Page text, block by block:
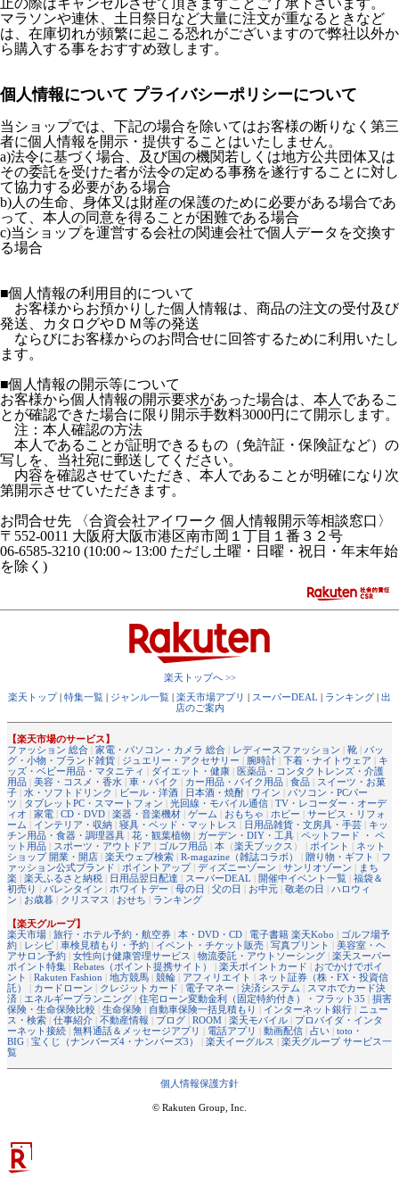
マラソンや連休、土日祭日など大量に注文が重なるときなど
は、在庫切れが頻繁に起こる恐れがございますので弊社以外か
ら購入する事をおすすめ致します。
個人情報について プライバシーポリシーについて
当ショップでは、下記の場合を除いてはお客様の断りなく第三
者に個人情報を開示・提供することはいたしません。
a)法令に基づく場合、及び国の機関若しくは地方公共団体又は
その委託を受けた者が法令の定める事務を遂行することに対し
て協力する必要がある場合
b)人の生命、身体又は財産の保護のために必要がある場合であ
って、本人の同意を得ることが困難である場合
c)当ショップを運営する会社の関連会社で個人データを交換す
る場合
■個人情報の利用目的について
お客様からお預かりした個人情報は、商品の注文の受付及び
発送、カタログやＤＭ等の発送
ならびにお客様からのお問合せに回答するために利用いたし
ます。
■個人情報の開示等について
お客様から個人情報の開示要求があった場合は、本人であるこ
とが確認できた場合に限り開示手数料3000円にて開示します。
注：本人確認の方法
本人であることが証明できるもの（免許証・保険証など）の
写しを、当社宛に郵送してください。
内容を確認させていただき、本人であることが明確になり次
第開示させていただきます。
お問合せ先 〈合資会社アイワーク 個人情報開示等相談窓口〉
〒552-0011 大阪府大阪市港区南市岡１丁目１番３２号
06-6585-3210 (10:00～13:00 ただし土曜・日曜・祝日・年末年始
を除く)
楽天トップへ >>
楽天トップ| 特集一覧 | ジャンル一覧 | 楽天市場アプリ | スーパーDEAL | ランキング | 出
店のご案内
【楽天市場のサービス】
ファッション 総合 | 家電・パソコン・カメラ 総合 | レディースファッション | 靴 | バッ
グ・小物・ブランド雑貨 | ジュエリー・アクセサリー | 腕時計 | 下着・ナイトウェア | キ
ッズ・ベビー用品・マタニティ | ダイエット・健康 | 医薬品・コンタクトレンズ・介護
用品 | 美容・コスメ・香水 | 車・バイク | カー用品・バイク用品 | 食品 | スイーツ・お菓
子 | 水・ソフトドリンク | ビール・洋酒 | 日本酒・焼酎 | ワイン | パソコン・PCパー
ツ | タブレットPC・スマートフォン | 光回線・モバイル通信 | TV・レコーダー・オーデ
ィオ | 家電 | CD・DVD | 楽器・音楽機材 | ゲーム | おもちゃ | ホビー | サービス・リフォ
ーム | インテリア・収納 | 寝具・ベッド・マットレス | 日用品雑貨・文房具・手芸 | キッ
チン用品・食器・調理器具 | 花・観葉植物 | ガーデン・DIY・工具 | ペットフード ・ ペ
ット用品 | スポーツ・アウトドア | ゴルフ用品 | 本 （楽天ブックス ） | ポイント | ネット
ショップ 開業・開店 | 楽天ウェブ検索 | R-magazine（雑誌コラボ） | 贈り物・ギフト | フ
ァッション公式ブランド | ポイントアップ| ディズニーゾーン | サンリオゾーン | まち
楽 | 楽天ふるさと納税 | 日用品翌日配達 | スーパーDEAL | 開催中イベント一覧 | 福袋＆
初売り | バレンタイン | ホワイトデー | 母の日 | 父の日 | お中元 | 敬老の日 | ハロウィ
ン | お歳暮 | クリスマス | おせち | ランキング
【楽天グループ】
楽天市場 | 旅行・ホテル予約・航空券 | 本・DVD・CD | 電子書籍 楽天Kobo | ゴルフ場予
約 | レシピ | 車検見積もり・予約 | イベント・チケット販売 | 写真プリント | 美容室・ヘ
アサロン予約 | 女性向け健康管理サービス | 物流委託・アウトソーシング | 楽天スーパー
ポイント特集 | Rebates（ポイント提携サイト） | 楽天ポイントカード | おでかけでポイ
ント | Rakuten Fashion | 地方競馬 | 競輪 | アフィリエイト | ネット証券（株・FX・投資信
託）
| カードローン | クレジットカード | 電子マネー | 決済システム | スマホでカード決
済 | エネルギープランニング | 住宅ローン変動金利（固定特約付き）・フラット35 | 損害
保険・生命保険比較 | 生命保険 | 自動車保険一括見積もり | インターネット銀行 | ニュー
ス・検索 | 仕事紹介 | 不動産情報 | ブログ | ROOM | 楽天モバイル | プロバイダ・インタ
ーネット接続 | 無料通話＆メッセージアプリ | 電話アプリ | 動画配信 | 占い | toto・
BIG | 宝くじ（ナンバーズ4・ナンバーズ3） | 楽天イーグルス | 楽天グループ サービス一
覧
個人情報保護方針
© Rakuten Group, Inc.